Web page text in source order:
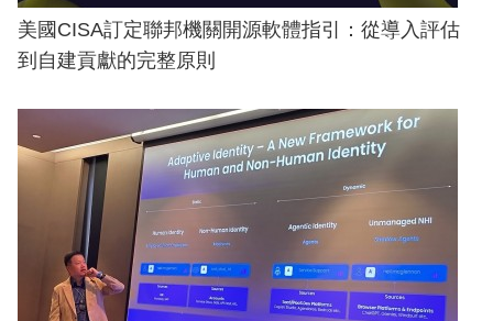
美國CISA訂定聯邦機關開源軟體指引：從導入評估
到自建貢獻的完整原則